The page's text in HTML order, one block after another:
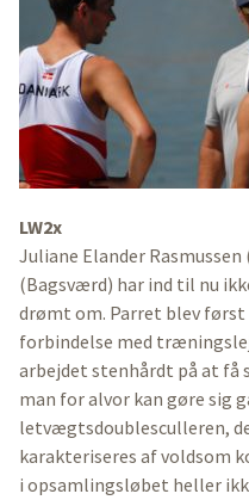
LW2x
Juliane Elander
(Bagsværd) har ind til nu
drømt om. Parret blev
forbindelse med
arbejdet stenhårdt på at få
man for alvor kan gøre sig
letvægtsdoublesculleren,
karakteriseres af voldsom
i opsamlingsløbet heller